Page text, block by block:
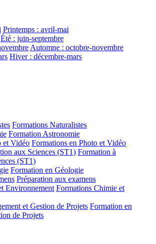
Printemps : avril-mai
Été : juin-septembre
Automne : octobre-novembre
Hiver : décembre-mars
Formations Naturalistes
Formation Astronomie
et Vidéo Formations en Photo et Vidéo
aux Sciences (ST1) Formation à
(ST1)
Formation en Géologie
Préparation aux examens
Environnement Formations Chimie et
et Gestion de Projets Formation en
de Projets